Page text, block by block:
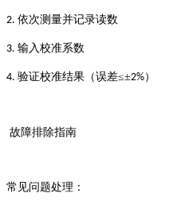
2. 依次测量并记录读数
3. 输入校准系数
4. 验证校准结果（误差≤±2%）
故障排除指南
常见问题处理：